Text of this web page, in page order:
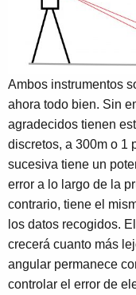
Ambos instrumentos
ahora todo bien. Sin
agradecidos tienen
discretos, a 300m o 1
sucesiva tiene un
error a lo largo de la
contrario, tiene el
los datos recogidos.
crecerá cuanto más
angular permanece
controlar el error de